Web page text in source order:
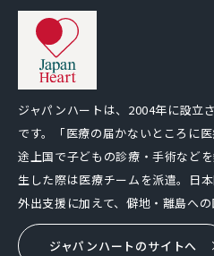
ジャパンハートは、2004年に設立
です。「医療の届かないところに
途上国で子どもの診療・手術など
生した際は医療チームを派遣。日
外出支援に加えて、僻地・離島への
ジャパンハートのサイトへ